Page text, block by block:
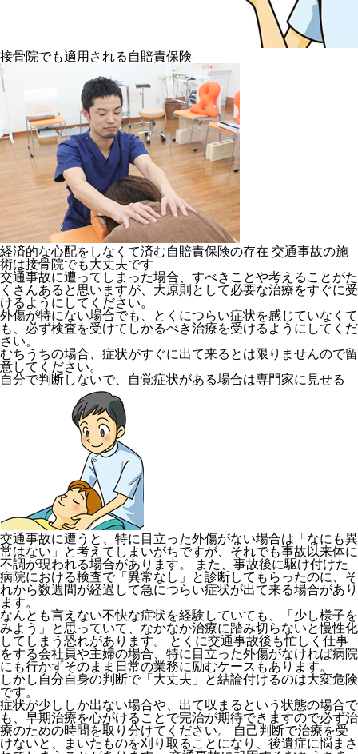
接骨院でも適用される自賠責保険
経済的な心配をしなくて済む自賠責保険の存在 交通事故の施
術は接骨院でも大丈夫です
交通事故に遭ってしまった場合、すべきことや考えることがた
くさんあると思いますが、 大原則として必要な治療をすぐに受
けるようにしてください。
外傷が特にない場合でも、とくにつらい症状を感じていなくて
も、必ず検査を受けてしかるべき治療を受けるようにしてくだ
さい。
むちうちの場合、 症状がすぐに出て来るとは限りませんので留
意してください。
自分で判断しないで、自覚症状がある場合は専門家に見せる
交通事故に遭うと、特に目立った外傷がない場合は「なにも異
常はない」と考えてしまいがちですが、それでも事故以来体に
不調が現われる場合があります。 また、 事故後に駆け付けた
病院における検査で「異常なし」と診断してもらったのに、そ
れから数週間が経過して急につらい症状が出て来る場合があり
ます。
なんとも言えない不快な症状を経験していても、
「少し様子を
みよう」と思っていて、なかなか治療に踏み切らないと慢性化
してしまう恐れがあります。
とくに交通事故後も忙しく仕事
をする会社員や主婦の場合、特に目立った外傷がなければ病院
にも行かずそのまま日常の業務に励むケースもあります。
しかし 自分自身の判断で「大丈夫」と結論付けるのは大変危険
です。
症状が少ししか出ない場合や、出て収まるという状態の場合で
も、早期治療を心がけることで完治が期待できますので必ず治
療のための時間を取り分けてください。 自己判断で治療を受
けないと、まいたものを刈り取ることになり、後遺症に悩まさ